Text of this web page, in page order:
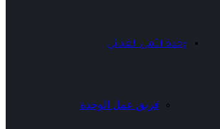
وحدة الأمن الغذائي
فريق عمل الوحدة